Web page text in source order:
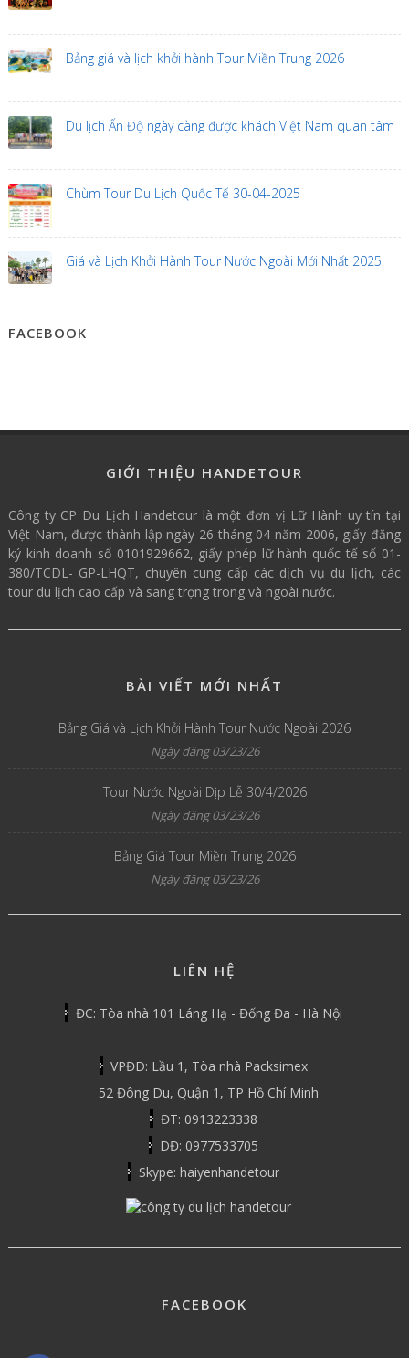
Bảng giá và lịch khởi hành Tour Miền Trung 2026
Du lịch Ấn Độ ngày càng được khách Việt Nam quan tâm
Chùm Tour Du Lịch Quốc Tế 30-04-2025
Giá và Lịch Khởi Hành Tour Nước Ngoài Mới Nhất 2025
FACEBOOK
GIỚI THIỆU HANDETOUR
Công ty CP Du Lịch Handetour là một đơn vị Lữ Hành uy tín tại
Việt Nam, được thành lập ngày 26 tháng 04 năm 2006, giấy đăng
ký kinh doanh số 0101929662, giấy phép lữ hành quốc tế số 01-
380/TCDL- GP-LHQT, chuyên cung cấp các dịch vụ du lịch, các
tour du lịch cao cấp và sang trọng trong và ngoài nước.
BÀI VIẾT MỚI NHẤT
Bảng Giá và Lịch Khởi Hành Tour Nước Ngoài 2026
Ngày đăng 03/23/26
Tour Nước Ngoài Dịp Lễ 30/4/2026
Ngày đăng 03/23/26
Bảng Giá Tour Miền Trung 2026
Ngày đăng 03/23/26
LIÊN HỆ
ĐC: Tòa nhà 101 Láng Hạ - Đống Đa - Hà Nội
VPĐD: Lầu 1, Tòa nhà Packsimex
52 Đông Du, Quận 1, TP Hồ Chí Minh
ĐT: 0913223338
DĐ: 0977533705
Skype: haiyenhandetour
FACEBOOK